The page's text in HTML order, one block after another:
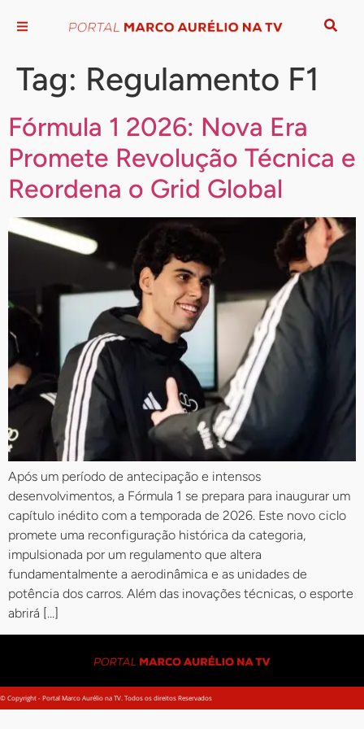
Tag: Regulamento F1
Fórmula 1 2026: Nova Era
Promete Revolução Técnica e
Reordena o Grid Global
Após um período de antecipação e intensos
desenvolvimentos, a Fórmula 1 se prepara para inaugurar um
capítulo inédito com a temporada de 2026. Este novo ciclo
promete uma reconfiguração histórica da categoria,
impulsionada por um regulamento que altera
fundamentalmente a aerodinâmica e as unidades de
potência dos carros. Além das inovações técnicas, o esporte
abrirá […]
© Copyright - Portal Marco Aurélio na TV. Todos os direitos Reservados